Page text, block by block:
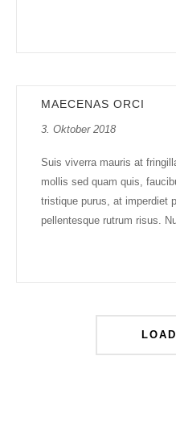
MAECENAS ORCI
3. Oktober 2018
Suis viverra mauris at
mollis sed quam quis,
tristique purus, at imperdiet
pellentesque rutrum risus.